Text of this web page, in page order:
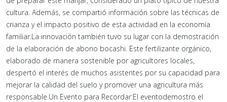
cultura. Además, se compartió información sobre las técnicas de
crianza y el impacto positivo de esta actividad en la economía
familiar.La innovación también tuvo su lugar con la demostración
de la elaboración de abono bocashi. Este fertilizante orgánico,
elaborado de manera sostenible por agricultores locales,
despertó el interés de muchos asistentes por su capacidad para
mejorar la calidad del suelo y promover una agricultura más
responsable.Un Evento para Recordar:El eventodemostro el